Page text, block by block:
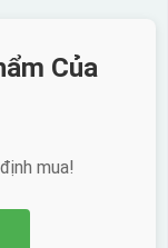
Của
mua!